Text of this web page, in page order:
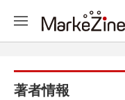
著者情報